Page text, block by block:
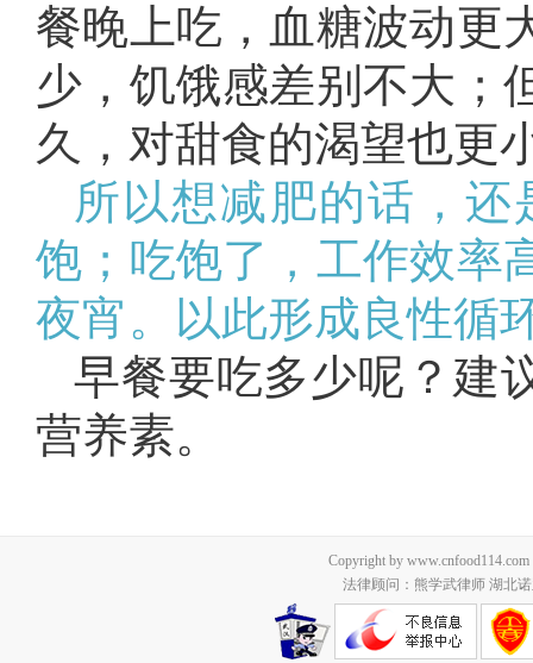
餐晚上吃，血糖波动更
少，饥饿感差别不大；
久，对甜食的渴望也更
所以想减肥的话，
饱；吃饱了，工作效率
夜宵。以此形成良性循
早餐要吃多少呢？建
营养素。
Copyright by
法律顾问：熊学武律师 湖北